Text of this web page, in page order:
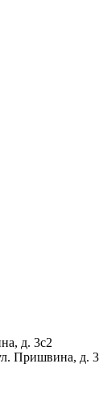
д. 3с2
Пришвина, д.